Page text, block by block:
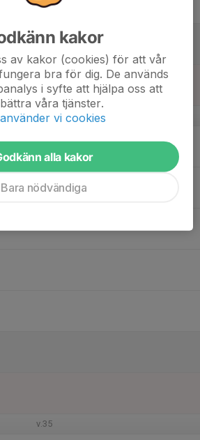
v.34
v.35
kakor
av kakor (cookies) för att vår
bra för dig. De används
i syfte att hjälpa oss att
våra tjänster.
vi cookies
alla kakor
Bara nödvändiga